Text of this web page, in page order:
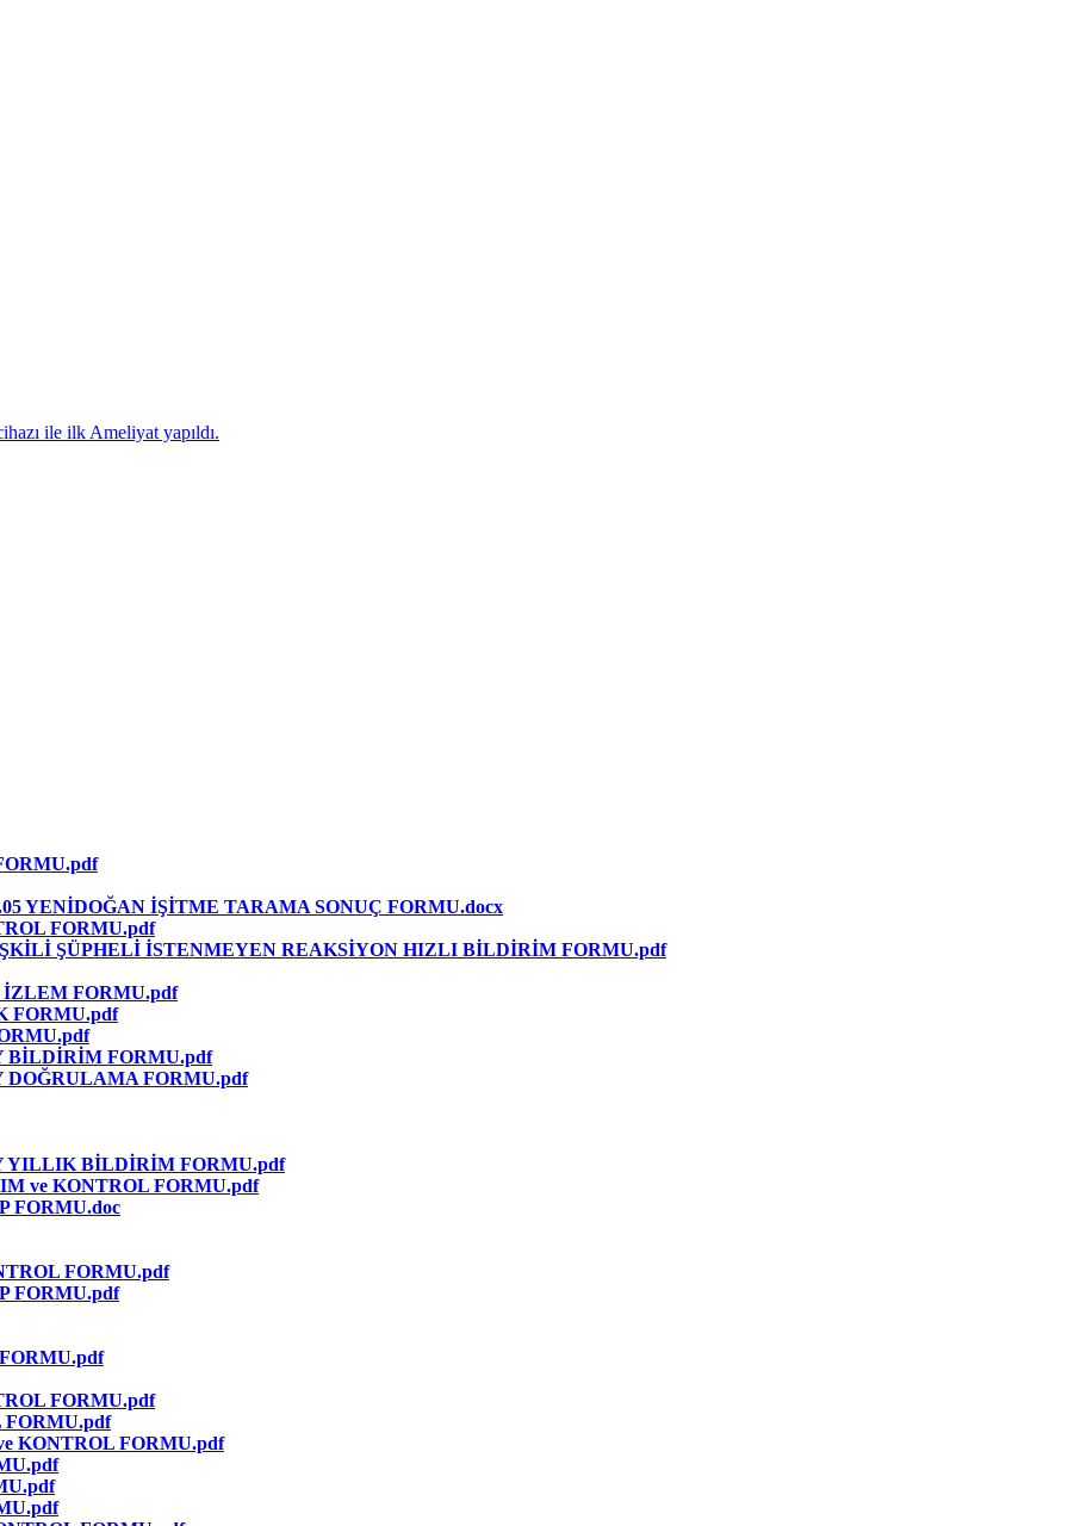
ile ilk Ameliyat yapıldı.
YENİDOĞAN İŞİTME TARAMA SONUÇ FORMU.docx
FORMU.pdf
ŞÜPHELİ İSTENMEYEN REAKSİYON HIZLI BİLDİRİM FORMU.pdf
İZLEM FORMU.pdf
FORMU.pdf
BİLDİRİM FORMU.pdf
FORMU.pdf
YILLIK BİLDİRİM FORMU.pdf
ve KONTROL FORMU.pdf
FORMU.doc
FORMU.pdf
FORMU.pdf
FORMU.pdf
FORMU.pdf
KONTROL FORMU.pdf